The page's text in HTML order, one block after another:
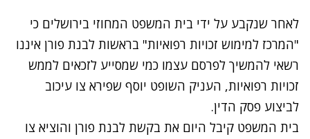
לאחר שנקבע על ידי בית המשפט המחוזי בירושלים כי
"המרכז למימוש זכויות רפואיות" בראשות לבנת פורן איננו
רשאי להמשיך לפרסם עצמו כמי שמסייע לזכאים לממש
זכויות רפואיות, העניק השופט יוסף שפירא צו עיכוב
לביצוע פסק הדין.
בית המשפט קיבל היום את בקשת לבנת פורן והוציא צו